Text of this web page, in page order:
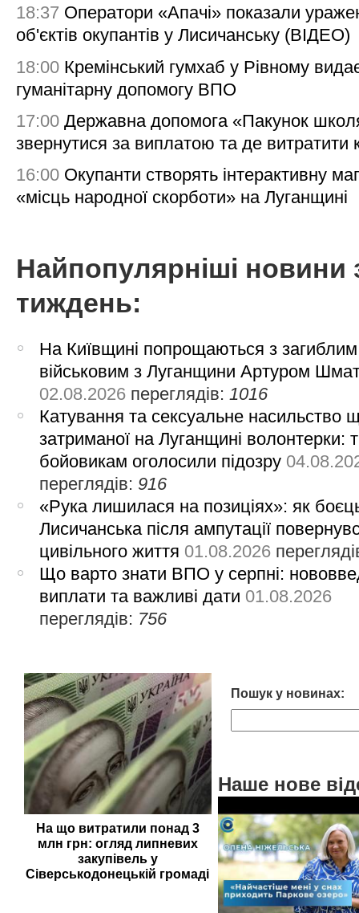
18:37 Оператори «Апачі» показали
об'єктів окупантів у Лисичанську (ВІДЕО)
18:00 Кремінський гумхаб у Рівному
гуманітарну допомогу ВПО
17:00 Державна допомога «Пакунок
звернутися за виплатою та де витратити
16:00 Окупанти створять інтерактивну
«місць народної скорботи» на Луганщині
Найпопулярніші новини
тиждень:
На Київщині попрощаються з загиблим
військовим з Луганщини Артуром
02.08.2026 переглядів:1016
Катування та сексуальне насильство
затриманої на Луганщині волонтерки:
бойовикам оголосили підозру
переглядів: 916
«Рука лишилася на позиціях»: як
Лисичанська після ампутації
цивільного життя 01.08.2026
Що варто знати ВПО у серпні:
виплати та важливі дати 01.08.2026
переглядів: 756
На що витратили понад 3
млн грн: огляд липневих
закупівель у
Сіверськодонецькій громаді
Пошук у новинах:
Наше нове